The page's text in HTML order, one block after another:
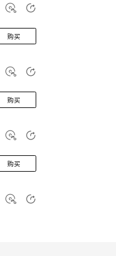
购买
购买
购买